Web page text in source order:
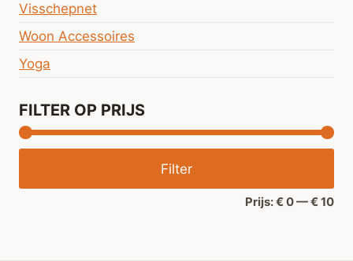
Visschepnet
Woon Accessoires
Yoga
FILTER OP PRIJS
Filter
Prijs:€ 0—€ 10